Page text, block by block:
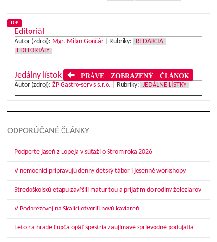
TOP
Editoriál
Autor (zdroj): Mgr. Milan Gončár Rubriky:
REDAKCIA
EDITORIÁLY
Jedálny lístok PRÁVE ZOBRAZENÝ ČLÁNOK
Autor (zdroj): ŽP Gastro-servis s.r.o. Rubriky: JEDÁLNE LÍSTKY
ODPORÚČANÉ ČLÁNKY
Podporte jaseň z Lopeja v súťaži o Strom roka 2026
V nemocnici pripravujú denný detský tábor i jesenné workshopy
Stredoškolskú etapu zavŕšili maturitou a prijatím do rodiny železiarov
V Podbrezovej na Skalici otvorili novú kaviareň
Leto na hrade Ľupča opäť spestria zaujímavé sprievodné podujatia